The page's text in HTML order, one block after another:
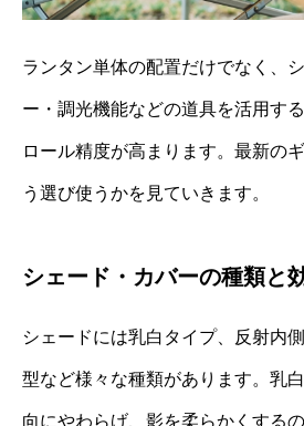
ランタン単体の配置だけでなく、
ー・調光機能などの道具を活用す
ロール精度が高まります。最新の
う選び使うかを見ていきます。
シェード・カバーの種類と
シェードには乳白タイプ、反射内
型など様々な種類があります。乳
向にやわらげ、影を柔らかくする